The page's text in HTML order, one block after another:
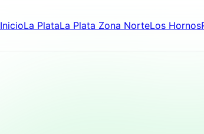
InicioLa PlataLa Plata Zona NorteLos Hornos